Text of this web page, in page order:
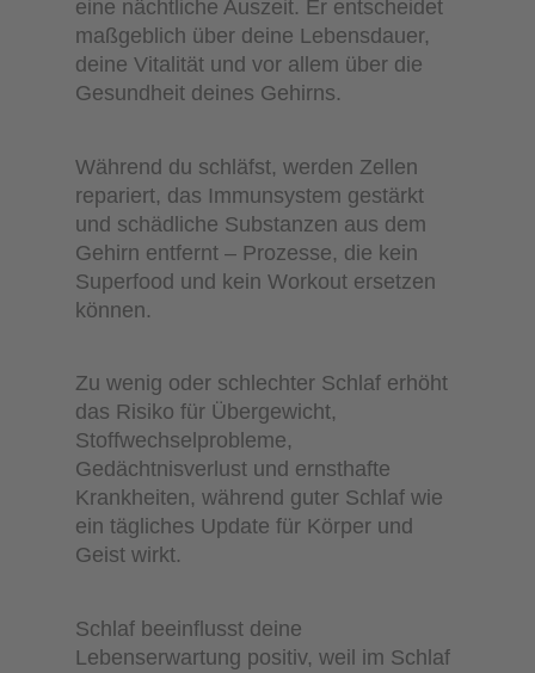
eine nächtliche Auszeit. Er entscheidet
maßgeblich über deine Lebensdauer,
deine Vitalität und vor allem über die
Gesundheit deines Gehirns.
Während du schläfst, werden Zellen
repariert, das Immunsystem gestärkt
und schädliche Substanzen aus dem
Gehirn entfernt – Prozesse, die kein
Superfood und kein Workout ersetzen
können.
Zu wenig oder schlechter Schlaf erhöht
das Risiko für Übergewicht,
Stoffwechselprobleme,
Gedächtnisverlust und ernsthafte
Krankheiten, während guter Schlaf wie
ein tägliches Update für Körper und
Geist wirkt.
Schlaf beeinflusst deine
Lebenserwartung positiv, weil im Schlaf